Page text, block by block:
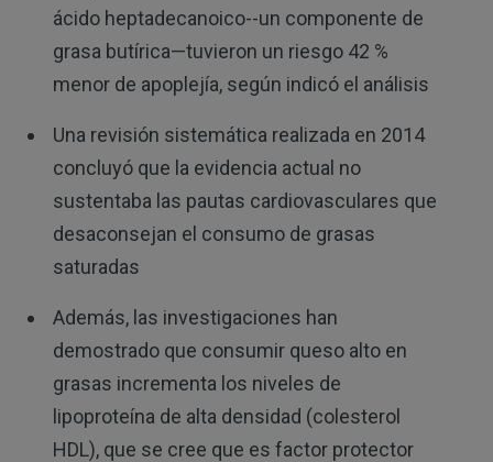
ácido heptadecanoico--un componente de
grasa butírica—tuvieron un riesgo 42 %
menor de apoplejía, según indicó el análisis
Una revisión sistemática realizada en 2014
concluyó que la evidencia actual no
sustentaba las pautas cardiovasculares que
desaconsejan el consumo de grasas
saturadas
Además, las investigaciones han
demostrado que consumir queso alto en
grasas incrementa los niveles de
lipoproteína de alta densidad (colesterol
HDL), que se cree que es factor protector